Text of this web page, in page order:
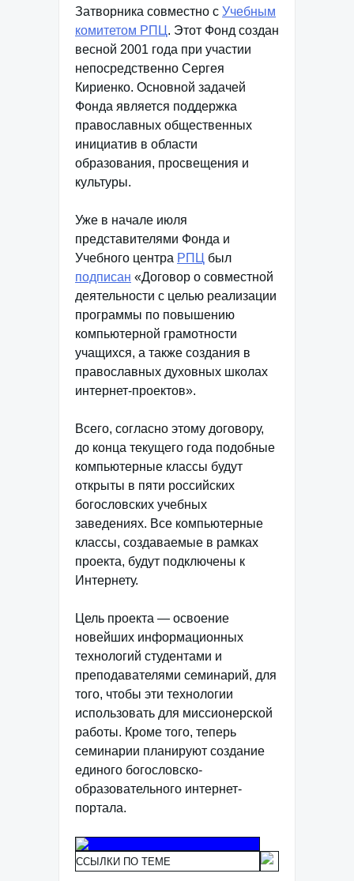
Затворника совместно с Учебным
комитетом РПЦ . Этот Фонд создан
весной 2001 года при участии
непосредственно Сергея
Кириенко. Основной задачей
Фонда является поддержка
православных общественных
инициатив в области
образования, просвещения и
культуры.
Уже в начале июля
представителями Фонда и
Учебного центра РПЦ был
подписан «Договор о совместной
деятельности с целью реализации
программы по повышению
компьютерной грамотности
учащихся, а также создания в
православных духовных школах
интернет-проектов».
Всего, согласно этому договору,
до конца текущего года подобные
компьютерные классы будут
открыты в пяти российских
богословских учебных
заведениях. Все компьютерные
классы, создаваемые в рамках
проекта, будут подключены к
Интернету.
Цель проекта — освоение
новейших информационных
технологий студентами и
преподавателями семинарий, для
того, чтобы эти технологии
использовать для миссионерской
работы. Кроме того, теперь
семинарии планируют создание
единого богословско-
образовательного интернет-
портала.
ССЫЛКИ ПО ТЕМЕ